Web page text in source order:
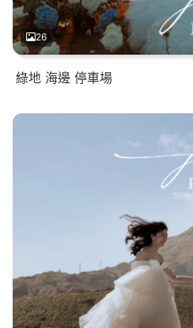
26
綠地 海邊 停車場